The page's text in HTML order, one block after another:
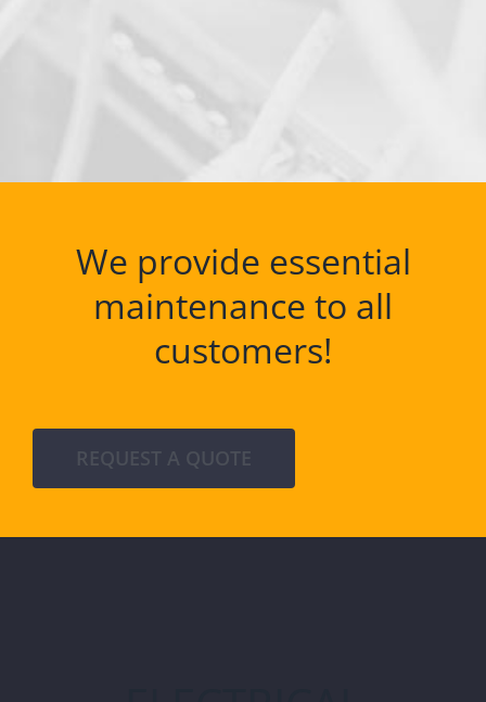
We provide essential
maintenance to all
customers!
REQUEST A QUOTE